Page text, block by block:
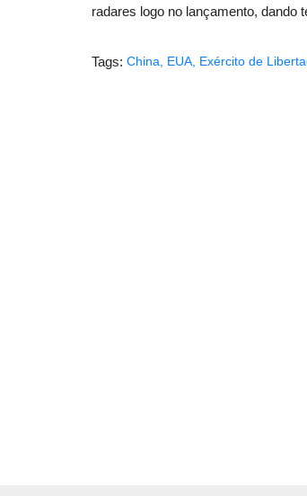
radares logo no lançamento, dando
Tags: China, EUA, Exército de